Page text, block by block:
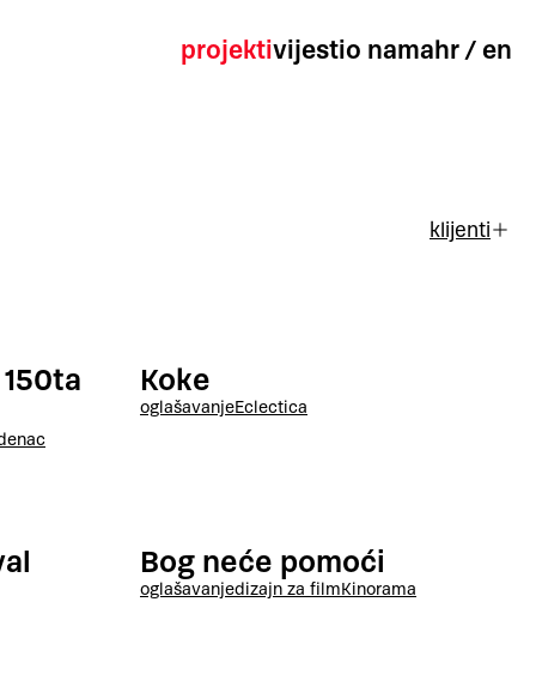
projektivijestio namahr/en
klijenti
Koke
oglašavanjeEclectica
Bog neće pomoći
oglašavanjedizajn za filmKinorama